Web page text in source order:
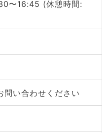
〜16:45 (休憩時間:
問い合わせください